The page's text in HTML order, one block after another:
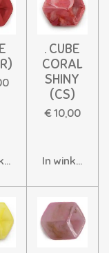
. CUBE
CORAL
SHINY
(CS)
€ 10,00
In